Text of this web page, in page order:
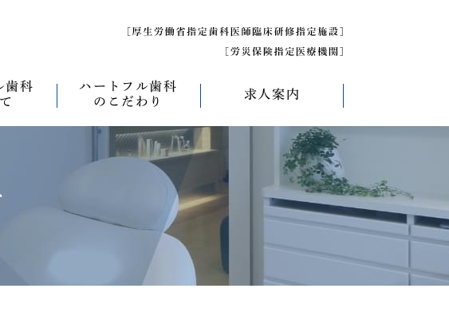
ジルコニア治療
ンテナンス
ン4
歯科
ハートフル歯科
のこだわり
なるべく痛くない治療
なるべく削らない治療
なるべく抜かない治療
なるべく短期間の治療
滅菌管理について
求人案内
求人募集について
研修医募集